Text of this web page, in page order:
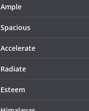
Ample
Spacious
Accelerate
Radiate
Esteem